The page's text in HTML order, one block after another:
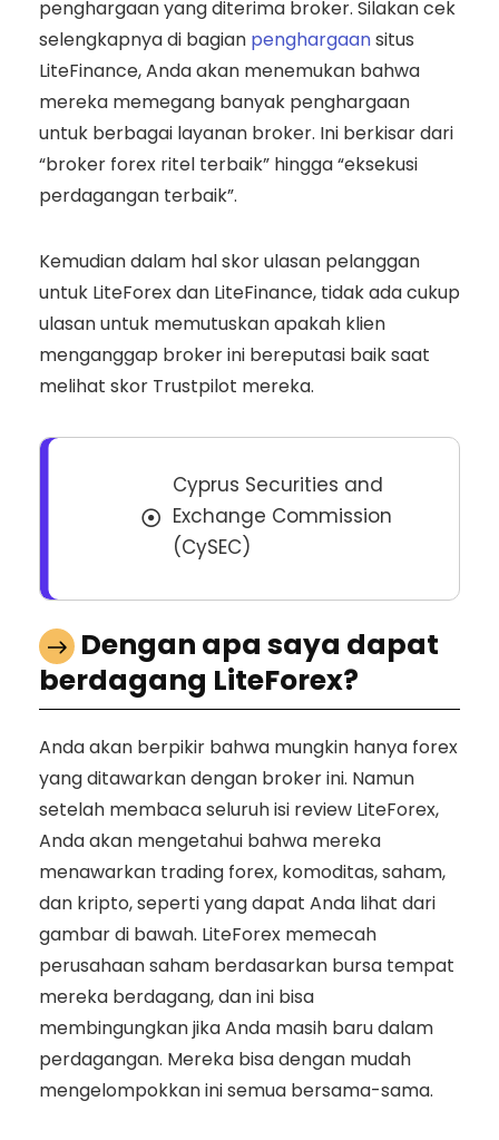
penghargaan yang diterima broker. Silakan cek
selengkapnya di bagian penghargaansitus
LiteFinance, Anda akan menemukan bahwa
mereka memegang banyak penghargaan
untuk berbagai layanan broker. Ini berkisar dari
“broker forex ritel terbaik” hingga “eksekusi
perdagangan terbaik”.
Kemudian dalam hal skor ulasan pelanggan
untuk LiteForex dan LiteFinance, tidak ada cukup
ulasan untuk memutuskan apakah klien
menganggap broker ini bereputasi baik saat
melihat skor Trustpilot mereka.
Cyprus Securities and
Exchange Commission
(CySEC)
Dengan apa saya dapat
berdagang LiteForex?
Anda akan berpikir bahwa mungkin hanya forex
yang ditawarkan dengan broker ini. Namun
setelah membaca seluruh isi review LiteForex,
Anda akan mengetahui bahwa mereka
menawarkan trading forex, komoditas, saham,
dan kripto, seperti yang dapat Anda lihat dari
gambar di bawah. LiteForex memecah
perusahaan saham berdasarkan bursa tempat
mereka berdagang, dan ini bisa
membingungkan jika Anda masih baru dalam
perdagangan. Mereka bisa dengan mudah
mengelompokkan ini semua bersama-sama.